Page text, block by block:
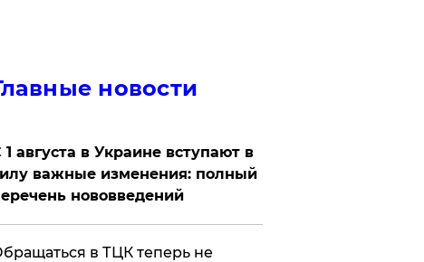
новости
1 августа в Украине вступают в
важные изменения: полный
нововведений
в ТЦК теперь не